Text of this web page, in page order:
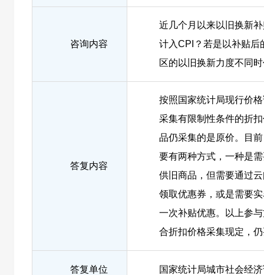
咨询内容
近几个月以来以旧换新
计入CPI？若是以补贴后
区的以旧换新力度不同
答复内容
按照国家统计局现行价
采集有限制性条件的折
品仍采集的是原价。目
要有两种方式，一种是
供旧商品，但需要通过
领取优惠券，或是需要
一次补贴优惠。以上参
合折扣价格采集现定，
答复单位 国家统计局城市社会经